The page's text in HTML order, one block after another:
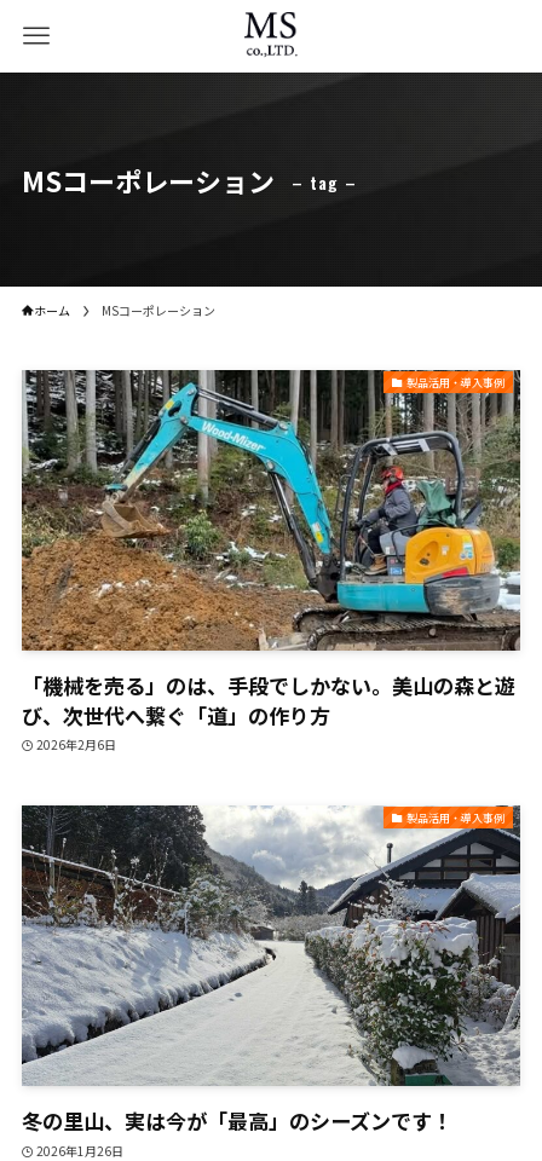
MSコーポレーション – tag –
ホーム MSコーポレーション
製品活用・導入事例
「機械を売る」のは、手段でしかない。美山の森と遊
び、次世代へ繋ぐ「道」の作り方
2026年2月6日
製品活用・導入事例
冬の里山、実は今が「最高」のシーズンです！
2026年1月26日